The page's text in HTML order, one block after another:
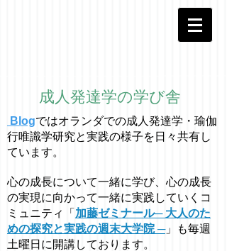
成人発達学の学び舎
Blogではオラ ンダでの成人発達学・ 瑜伽
行唯識学研究と実践の様子を日々共有し
ています。
心の成長について一緒に学び、心の成長
の実現に向かって一緒に実践していくコ
ミュニティ「 加藤ゼミナール─ 大人のた
めの探究と実践の週末大学院 ─」も毎週
土曜日に開講しております。